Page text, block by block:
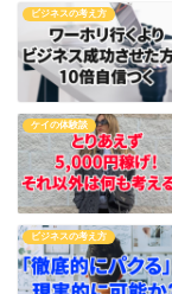
ビジネスの考え方
ケイの体験談
ビジネスの考え方